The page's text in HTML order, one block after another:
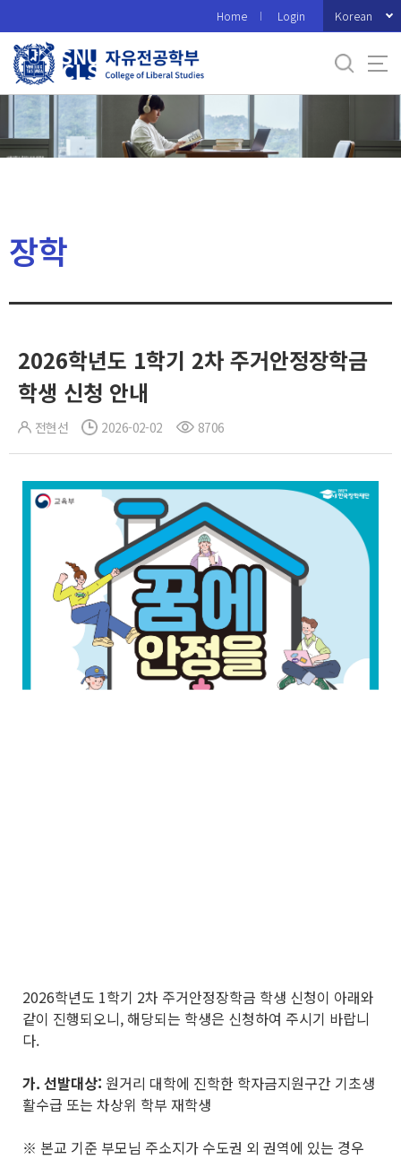
로
메
Home Login Korean
장학
2026학년도 1학기 2차 주거안정장학금
학생 신청 안내
전현선 2026-02-02 8706
2026학년도 1학기 2차 주거안정장학금 학생 신청이 아래와
같이 진행되오니, 해당되는 학생은 신청하여 주시기 바랍니
다.
가. 선발대상: 원거리 대학에 진학한 학자금지원구간 기초생
활수급 또는 차상위 학부 재학생
※ 본교 기준 부모님 주소지가 수도권 외 권역에 있는 경우